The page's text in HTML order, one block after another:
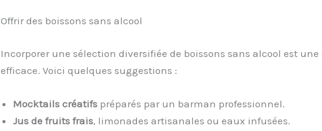
Offrir des boissons sans alcool
Incorporer une sélection diversifiée de boissons sans alcool est
efficace. Voici quelques suggestions :
Mocktails créatifspréparés par un barman professionnel.
Jus de fruits frais, limonades artisanales ou eaux infusées.